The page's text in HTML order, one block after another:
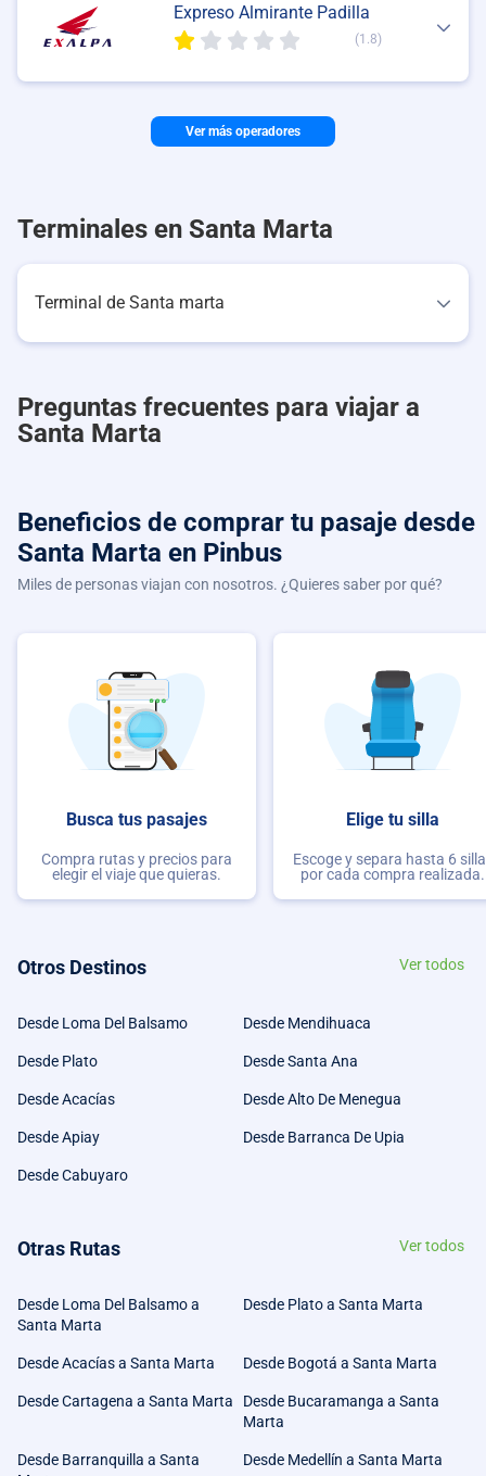
Expreso Almirante Padilla
(1.8)
Ver más operadores
Terminales en Santa Marta
Terminal de Santa marta
Preguntas frecuentes para viajar a
Santa Marta
Beneficios de comprar tu pasaje desde
Santa Marta en Pinbus
Miles de personas viajan con nosotros. ¿Quieres saber por qué?
Busca tus pasajes
Compra rutas y precios para
elegir el viaje que quieras.
Elige tu silla
Escoge y separa hasta 6
por cada compra realizada.
Otros Destinos Ver todos
Desde Loma Del Balsamo Desde Mendihuaca
Desde Plato Desde Santa Ana
Desde Acacías Desde Alto De Menegua
Desde Apiay Desde Barranca De Upia
Desde Cabuyaro
Otras Rutas Ver todos
Desde Loma Del Balsamo a
Santa Marta
Desde Plato a Santa Marta
Desde Acacías a Santa Marta Desde Bogotá a Santa Marta
Desde Cartagena a Santa Marta
Desde Bucaramanga a Santa
Marta
Desde Barranquilla a Santa
Desde Medellín a Santa Marta